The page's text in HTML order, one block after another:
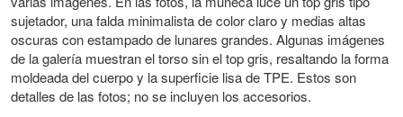
sujetador, una falda minimalista de color claro y medias altas
oscuras con estampado de lunares grandes. Algunas imágenes
de la galería muestran el torso sin el top gris, resaltando la forma
moldeada del cuerpo y la superficie lisa de TPE. Estos son
detalles de las fotos; no se incluyen los accesorios.